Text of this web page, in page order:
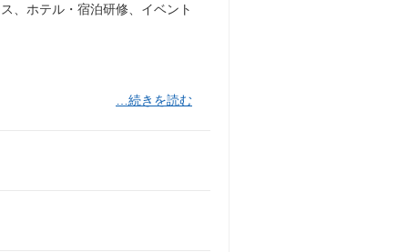
、ホテル・宿泊研修、イベント
…続きを読む